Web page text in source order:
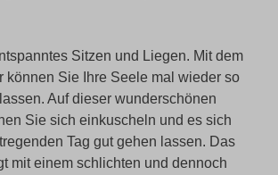
Sitzen und Liegen. Mit dem
können Sie Ihre Seele mal wieder so
Auf dieser wunderschönen
Sie sich einkuscheln und es sich
Tag gut gehen lassen. Das
mit einem schlichten und dennoch